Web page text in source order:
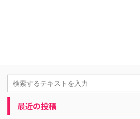
最近の投稿